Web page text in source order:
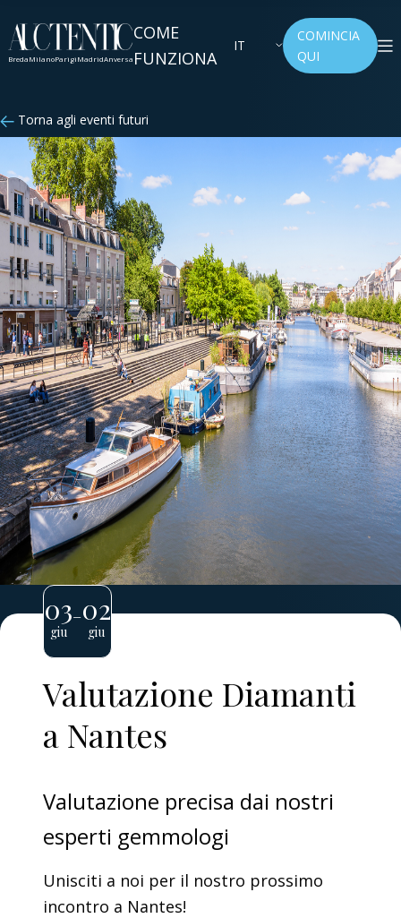
BredaMilanoParigiMadridAnversa
COME
FUNZIONA
IT
COMINCIA
QUI
Torna agli eventi futuri
03
giu
–02
giu
Valutazione Diamanti
a Nantes
Valutazione precisa dai nostri
esperti gemmologi
Unisciti a noi per il nostro prossimo
incontro a Nantes!